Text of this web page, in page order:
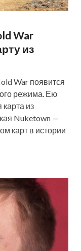
War
из
War появится
режима. Ею
карта из
Nuketown —
карт в истории